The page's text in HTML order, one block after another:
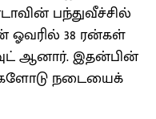
பந்துவீச்சில்
ஓவரில் 38 ரன்கள்
ஆனார். இதன்பின்
நடையைக்